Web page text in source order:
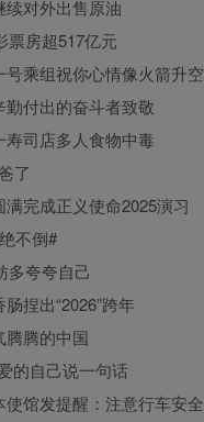
续对外出售原油
票房超517亿元
号乘组祝你心情像火箭升空
勤付出的奋斗者致敬
寿司店多人食物中毒
了
完成正义使命2025演习
不倒#
多夸夸自己
捏出“2026”跨年
腾腾的中国
的自己说一句话
使馆发提醒：注意行车安全